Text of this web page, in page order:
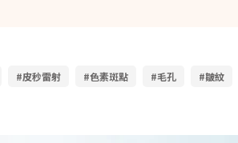
#皮秒雷射 #色素斑點 #毛孔 #皺紋